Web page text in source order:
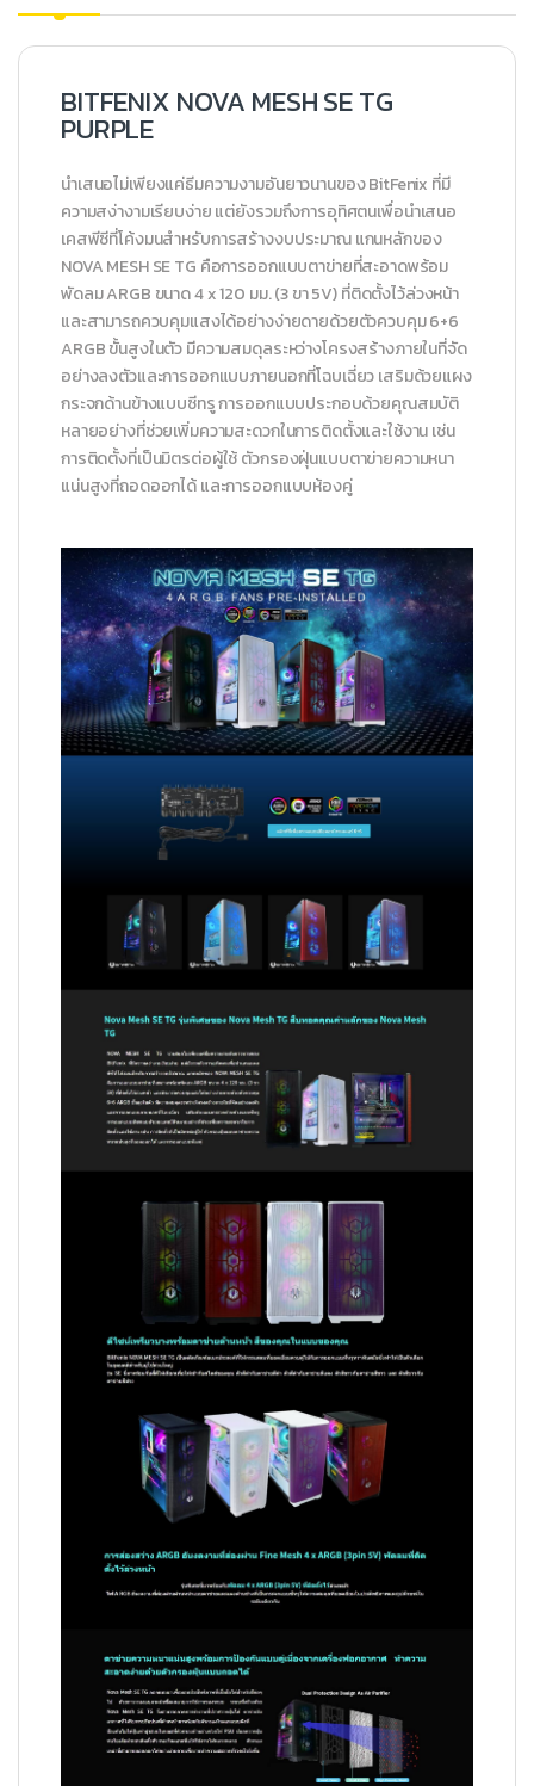
BITFENIX NOVA MESH SE TG
PURPLE
นำเสนอไม่เพียงแค่ธีมความงามอันยาวนานของ BitFenix ​​ที่มี
ความสง่างามเรียบง่าย แต่ยังรวมถึงการอุทิศตนเพื่อนำเสนอ
เคสพีซีที่โค้งมนสำหรับการสร้างงบประมาณ แกนหลักของ
NOVA MESH SE TG คือการออกแบบตาข่ายที่สะอาดพร้อม
พัดลม ARGB ขนาด 4 x 120 มม. (3 ขา 5V) ที่ติดตั้งไว้ล่วงหน้า
และสามารถควบคุมแสงได้อย่างง่ายดายด้วยตัวควบคุม 6+6
ARGB ขั้นสูงในตัว มีความสมดุลระหว่างโครงสร้างภายในที่จัด
อย่างลงตัวและการออกแบบภายนอกที่โฉบเฉี่ยว เสริมด้วยแผง
กระจกด้านข้างแบบซีทรู การออกแบบประกอบด้วยคุณสมบัติ
หลายอย่างที่ช่วยเพิ่มความสะดวกในการติดตั้งและใช้งาน เช่น
การติดตั้งที่เป็นมิตรต่อผู้ใช้ ตัวกรองฝุ่นแบบตาข่ายความหนา
แน่นสูงที่ถอดออกได้ และการออกแบบห้องคู่